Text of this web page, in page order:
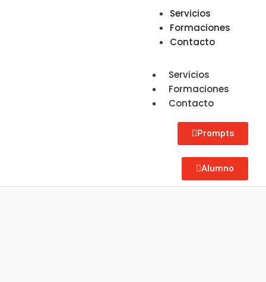
Servicios
Formaciones
Contacto
Servicios
Formaciones
Contacto
Prompts
Alumno